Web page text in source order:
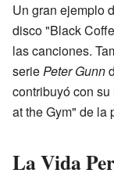
Un gran ejemplo
disco "Black
las canciones.
seriePeter Gunn
contribuyó con
at the Gym" de la
La Vida